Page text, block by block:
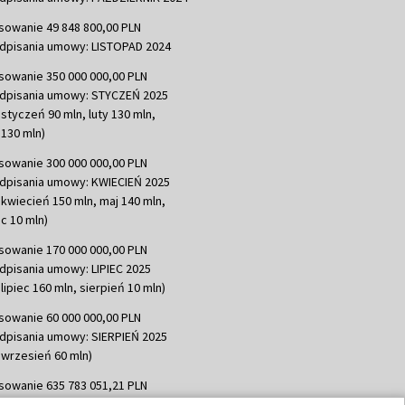
49 848 800,00 PLN
umowy: LISTOPAD 2024
350 000 000,00 PLN
umowy: STYCZEŃ 2025
90 mln, luty 130 mln,
mln)
300 000 000,00 PLN
umowy: KWIECIEŃ 2025
150 mln, maj 140 mln,
10 mln)
170 000 000,00 PLN
umowy: LIPIEC 2025
160 mln, sierpień 10 mln)
60 000 000,00 PLN
umowy: SIERPIEŃ 2025
60 mln)
635 783 051,21 PLN